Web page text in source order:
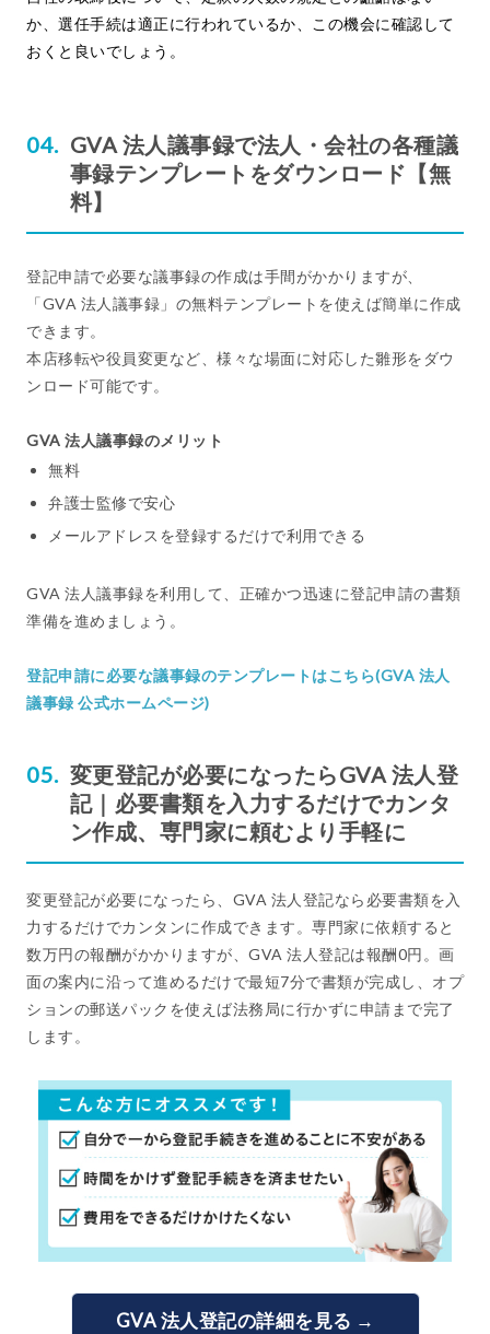
か、選任手続は適正に行われているか、この機会に確認して
おくと良いでしょう。
GVA 法人議事録で法人・会社の各種議
事録テンプレートをダウンロード【無
料】
登記申請で必要な議事録の作成は手間がかかりますが、
「GVA 法人議事録」の無料テンプレートを使えば簡単に作成
できます。
本店移転や役員変更など、様々な場面に対応した雛形をダウ
ンロード可能です。
GVA 法人議事録のメリット
無料
弁護士監修で安心
メールアドレスを登録するだけで利用できる
GVA 法人議事録を利用して、正確かつ迅速に登記申請の書類
準備を進めましょう。
登記申請に必要な議事録のテンプレートはこちら(GVA 法人
議事録 公式ホームページ)
変更登記が必要になったらGVA 法人登
記｜必要書類を入力するだけでカンタ
ン作成、専門家に頼むより手軽に
変更登記が必要になったら、GVA 法人登記なら必要書類を入
力するだけでカンタンに作成できます。専門家に依頼すると
数万円の報酬がかかりますが、GVA 法人登記は報酬0円。画
面の案内に沿って進めるだけで最短7分で書類が完成し、オプ
ションの郵送パックを使えば法務局に行かずに申請まで完了
します。
GVA 法人登記の詳細を見る →